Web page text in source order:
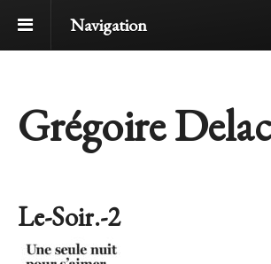
Navigation
Grégoire
Le-Soir.-2